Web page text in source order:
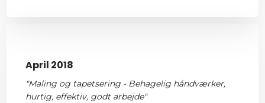
April 2018
"Maling og tapetsering - Behagelig håndværker,
hurtig, effektiv, godt arbejde"